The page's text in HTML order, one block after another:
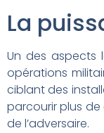
La
Un des aspects
opérations
ciblant des
parcourir plus de
de l’adversaire.